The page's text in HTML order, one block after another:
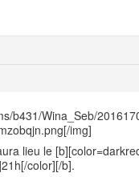
b431/Wina_Seb/
img]
lieu le
color][/b].